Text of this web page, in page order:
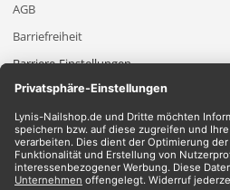
AGB
Barriefreiheit
Barriere-Einstellungen
2026 Lynis-Nailshop.de | Alle Rechte
Produkte
*Gilt für Lieferungen innerhalb Deutschlands,
entnehmen Sie bitte der Schaltfläche mit den
*Alle Preise verstehen sich inklusive